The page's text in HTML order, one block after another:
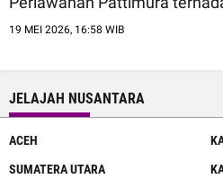
19 MEI 2026, 16:58 WIB
JELAJAH NUSANTARA
ACEH
SUMATERA UTARA